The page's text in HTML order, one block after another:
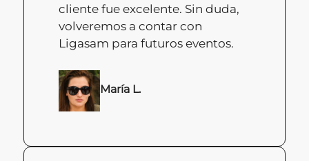
cliente fue excelente. Sin duda,
volveremos a contar con
Ligasam para futuros eventos.
María L.